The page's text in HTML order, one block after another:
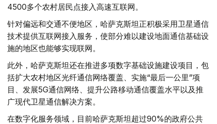
4500多个农村居民点接入高速互联网。
针对偏远和交通不便地区，哈萨克斯坦正积极采用卫星通信
技术提供互联网接入服务，使部分难以建设地面通信基础设
施的地区也能够实现联网。
此外，哈萨克斯坦还在推进多项数字基础设施建设项目，包
括扩大农村地区光纤通信网络覆盖、实施“最后一公里”项
目、发展5G通信网络、提升公路移动通信覆盖水平以及推
广现代卫星通信解决方案。
在数字化服务领域，目前哈萨克斯坦超过90%的政府公共